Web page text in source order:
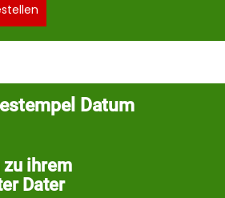
ressourcenschonend.
Datum
zu ihrem
Dater